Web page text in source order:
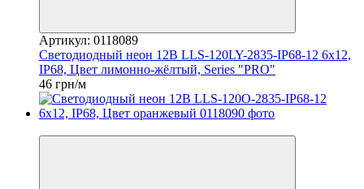
Артикул: 0118089
Светодиодный неон 12В LLS-120LY-2835-IP68-12 6x12,
IP68, Цвет лимонно-жёлтый, Series "PRO"
46 грн/м